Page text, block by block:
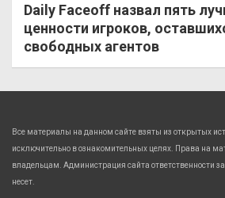
Daily Faceoff назвал пять
ценности игроков,
свободных агентов
Все материалы на данном сайте взяты из открытых
исключительно в ознакомительных целях. Права на
владельцам. Администрация сайта ответственности
несет.